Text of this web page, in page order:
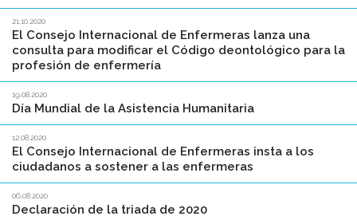
21.10.2020
El Consejo Internacional de Enfermeras lanza una
consulta para modificar el Código deontológico para la
profesión de enfermería
19.08.2020
Día Mundial de la Asistencia Humanitaria
12.08.2020
El Consejo Internacional de Enfermeras insta a los
ciudadanos a sostener a las enfermeras
06.08.2020
Declaración de la triada de 2020